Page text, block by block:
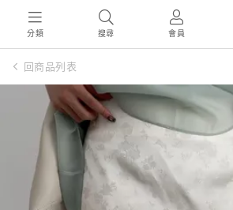
分類 搜尋 會員
回商品列表